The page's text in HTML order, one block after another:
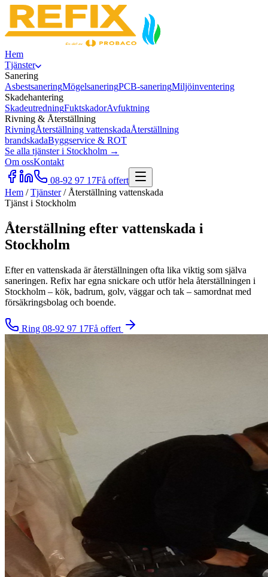
Hem
Tjänster
Sanering
AsbestsaneringMögelsaneringPCB-saneringMiljöinventering
Skadehantering
SkadeutredningFuktskadorAvfuktning
Rivning & Återställning
RivningÅterställning vattenskadaÅterställning
brandskadaByggservice & ROT
Se alla tjänster i Stockholm →
Om ossKontakt
08-92 97 17Få offert
Hem /Tjänster/ Återställning vattenskada
Tjänst i Stockholm
Återställning efter vattenskada i
Stockholm
Efter en vattenskada är återställningen ofta lika viktig som själva
saneringen. Refix har egna snickare och utför hela återställningen i
Stockholm – kök, badrum, golv, väggar och tak – samordnat med
försäkringsbolag och boende.
Ring 08-92 97 17Få offert